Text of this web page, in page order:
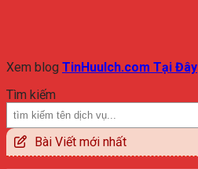
Xem blog TinHuuIch.com Tại Đây
Tìm kiếm
Bài Viết mới nhất